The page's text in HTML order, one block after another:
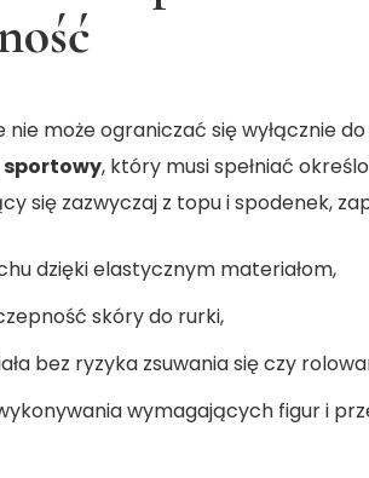
nie może ograniczać się wyłącznie
, który musi spełniać
się zazwyczaj z topu i spodenek,
dzięki elastycznym materiałom,
skóry do rurki,
bez ryzyka zsuwania się czy
wymagających figur i